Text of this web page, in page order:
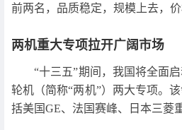
前两名，品质稳定，规模上去，
两机重大专项拉开广阔市场
“十三五”期间，我国将全面启
轮机（简称“两机”）两大专项。
括美国GE、法国赛峰、日本三菱